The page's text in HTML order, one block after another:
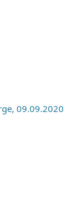
09.09.2020